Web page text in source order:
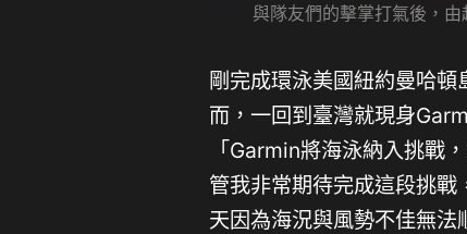
與隊友們的擊掌打氣後，
剛完成環泳美國紐約曼哈
而，一回到臺灣就現身
「Garmin將海泳納入挑戰
管我非常期待完成這段挑
天因為海況與風勢不佳無